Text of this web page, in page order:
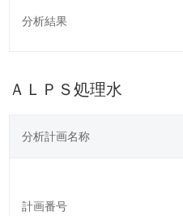
分析結果
ＡＬＰＳ処理水
分析計画名称
計画番号